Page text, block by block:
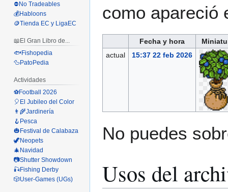
como apareció
Fecha y hora
actual
15:37 22 feb 2026
No puedes
Usos del
⛔No Tradeables
💰Habloons
🪙Tienda EC y LigaEC
📖El Gran Libro de...
🐟Fishopedia
🦆PatoPedia
Actividades
⚽Football 2026
🎈El Jubileo del Color
👨‍🌾Jardinería
🪝Pesca
🎃Festival de Calabaza
🦖Neopets
🎄Navidad
📷Shutter Showdown
🎣Fishing Derby
🎲User-Games (UGs)